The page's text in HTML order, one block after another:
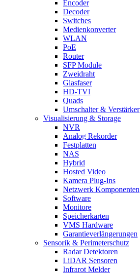
Encoder
Decoder
Switches
Medienkonverter
WLAN
PoE
Router
SFP Module
Zweidraht
Glasfaser
HD-TVI
Quads
Umschalter & Verstärker
Visualisierung & Storage
NVR
Analog Rekorder
Festplatten
NAS
Hybrid
Hosted Video
Kamera Plug-Ins
Netzwerk Komponenten
Software
Monitore
Speicherkarten
VMS Hardware
Garantieverlängerungen
Sensorik & Perimeterschutz
Radar Detektoren
LiDAR Sensoren
Infrarot Melder